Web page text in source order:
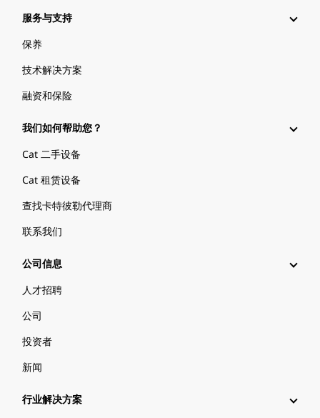
服务与支持
保养
技术解决方案
融资和保险
我们如何帮助您？
Cat 二手设备
Cat 租赁设备
查找卡特彼勒代理商
联系我们
公司信息
人才招聘
公司
投资者
新闻
行业解决方案